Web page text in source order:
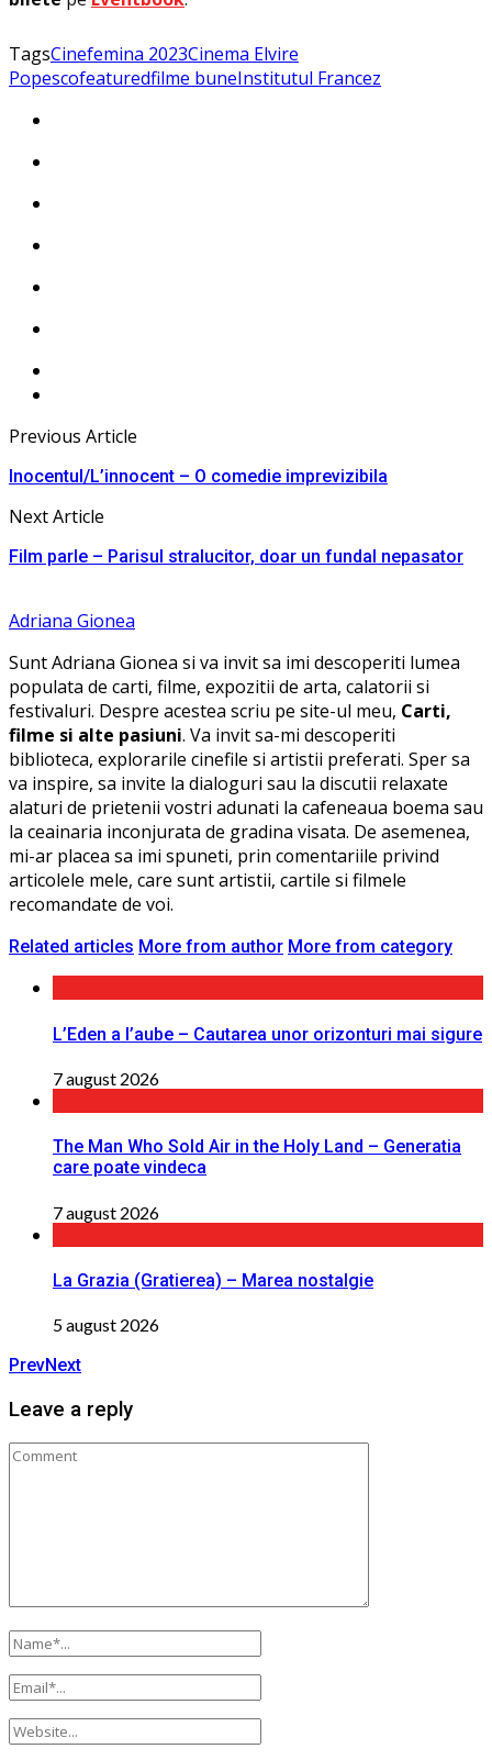
TagsCinefemina 2023Cinema Elvire
Popescofeaturedfilme buneInstitutul Francez
Previous Article
Inocentul/L’innocent – O comedie imprevizibila
Next Article
Film parle – Parisul stralucitor, doar un fundal nepasator
Adriana Gionea
Sunt Adriana Gionea si va invit sa imi descoperiti lumea
populata de carti, filme, expozitii de arta, calatorii si
festivaluri. Despre acestea scriu pe site-ul meu, Carti,
filme si alte pasiuni. Va invit sa-mi descoperiti
biblioteca, explorarile cinefile si artistii preferati. Sper sa
va inspire, sa invite la dialoguri sau la discutii relaxate
alaturi de prietenii vostri adunati la cafeneaua boema sau
la ceainaria inconjurata de gradina visata. De asemenea,
mi-ar placea sa imi spuneti, prin comentariile privind
articolele mele, care sunt artistii, cartile si filmele
recomandate de voi.
Related articles More from author More from category
L’Eden a I’aube – Cautarea unor orizonturi mai sigure
7 august 2026
The Man Who Sold Air in the Holy Land – Generatia
care poate vindeca
7 august 2026
La Grazia (Gratierea) – Marea nostalgie
5 august 2026
PrevNext
Leave a reply